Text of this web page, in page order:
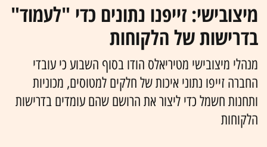
מיצובישי: זייפנו נתונים כדי "לעמוד"
בדרישות של הלקוחות
מנהלי מיצובישי מטיריאלס הודו בסוף השבוע כי עובדי
החברה זייפו נתוני איכות של חלקים למטוסים, מכוניות
ותחנות חשמל כדי ליצור את הרושם שהם עומדים בדרישות
הלקוחות